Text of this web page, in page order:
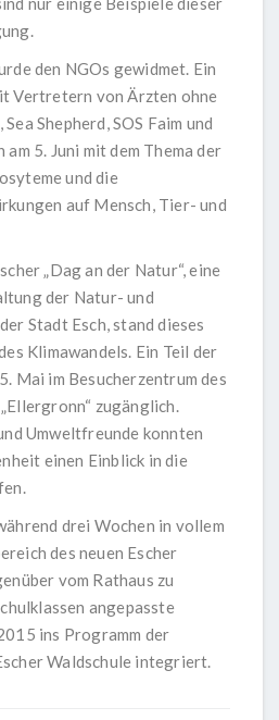
den NGOs gewidmet. Ein
Vertretern von Ärzten ohne
Shepherd, SOS Faim und
5. Juni mit dem Thema der
und die
auf Mensch, Tier- und
„Dag an der Natur“, eine
der Natur- und
Stadt Esch, stand dieses
Klimawandels. Ein Teil der
Mai im Besucherzentrum des
zugänglich.
Umweltfreunde konnten
einen Einblick in die
drei Wochen in vollem
des neuen Escher
vom Rathaus zu
angepasste
ins Programm der
Waldschule integriert.